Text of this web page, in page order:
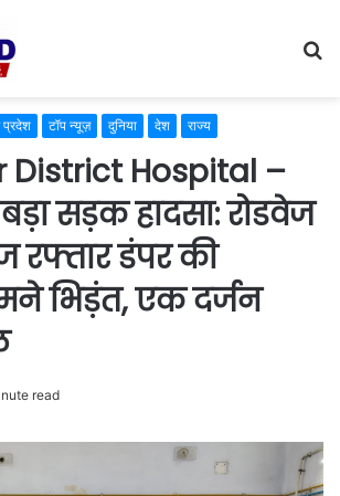
प्रदेश टॉप न्यूज़ दुनिया देश राज्य
District Hospital –
सड़क हादसा: रोडवेज
डंपर की
भिड़ंत, एक दर्जन
read